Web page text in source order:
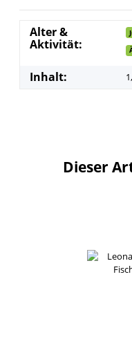
Alter &
Aktivität:
Inhalt:
Dieser